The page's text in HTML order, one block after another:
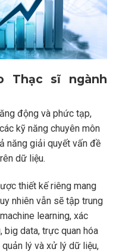
Thạc sĩ ngành
động và phức tạp,
kỹ năng chuyên môn
năng giải quyết vấn đề
dữ liệu.
thiết kế riêng mang
nhiên vẫn sẽ tập trung
learning, xác
big data, trực quan hóa
lý và xử lý dữ liệu,